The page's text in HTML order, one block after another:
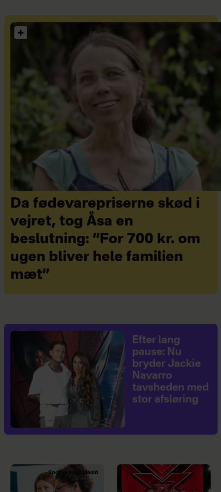
Da fødevarepriserne skød i
vejret, tog Åsa en
beslutning: ”For 700 kr. om
ugen bliver hele familien
mæt”
Efter lang
pause: Nu
bryder Jackie
Navarro
tavsheden med
stor afsløring
Sponsoreret indhold